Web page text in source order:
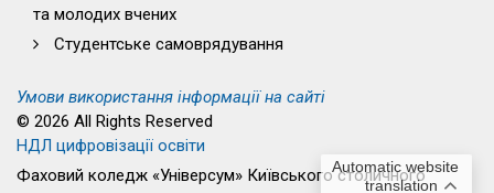
Automatic website
translation
та молодих вчених
Студентське самоврядування
Умови використання інформації на сайті
© 2026 All Rights Reserved
НДЛ цифровізації освіти
Фаховий коледж «Універсум» Київського столичного